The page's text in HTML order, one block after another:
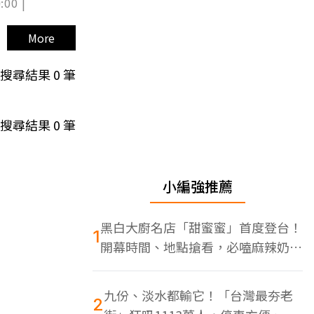
More
搜尋結果0筆
搜尋結果0筆
小編強推薦
1黑白大廚名店「甜蜜蜜」首度登台！
開幕時間、地點搶看，必嗑麻辣奶油
蝦
2九份、淡水都輸它！「台灣最夯老